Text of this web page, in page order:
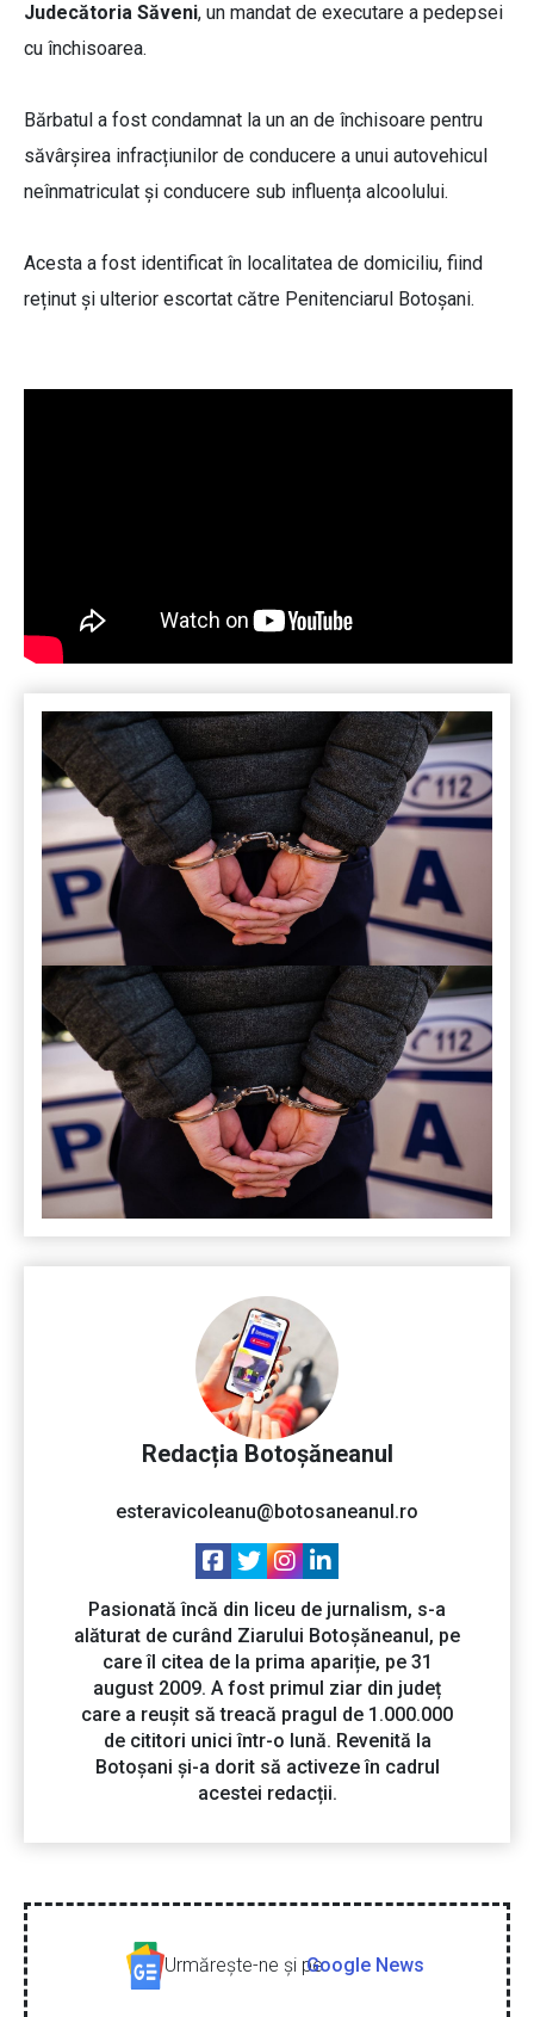
Judecătoria Săveni, un mandat de executare a pedepsei
cu închisoarea.
Bărbatul a fost condamnat la un an de închisoare pentru
săvârșirea infracțiunilor de conducere a unui autovehicul
neînmatriculat și conducere sub influența alcoolului.
Acesta a fost identificat în localitatea de domiciliu, fiind
reținut și ulterior escortat către Penitenciarul Botoșani.
Redacția Botoșăneanul
esteravicoleanu@botosaneanul.ro
Pasionată încă din liceu de jurnalism, s-a
alăturat de curând Ziarului Botoșăneanul, pe
care îl citea de la prima apariție, pe 31
august 2009. A fost primul ziar din județ
care a reușit să treacă pragul de 1.000.000
de cititori unici într-o lună. Revenită la
Botoșani și-a dorit să activeze în cadrul
acestei redacții.
Urmăreşte-ne şi peGoogle News